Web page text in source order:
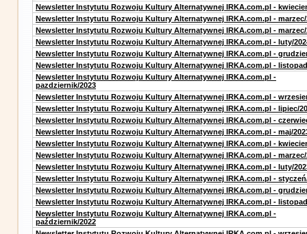
Newsletter Instytutu Rozwoju Kultury Alternatywnej IRKA.com.pl -
Newsletter Instytutu Rozwoju Kultury Alternatywnej IRKA.com.pl - marzec/
Newsletter Instytutu Rozwoju Kultury Alternatywnej IRKA.com.pl - marzec/
Newsletter Instytutu Rozwoju Kultury Alternatywnej IRKA.com.pl - luty/
Newsletter Instytutu Rozwoju Kultury Alternatywnej IRKA.com.pl -
Newsletter Instytutu Rozwoju Kultury Alternatywnej IRKA.com.pl -
Newsletter Instytutu Rozwoju Kultury Alternatywnej IRKA.com.pl -
pazdziernik/2023
Newsletter Instytutu Rozwoju Kultury Alternatywnej IRKA.com.pl -
Newsletter Instytutu Rozwoju Kultury Alternatywnej IRKA.com.pl - lipiec/
Newsletter Instytutu Rozwoju Kultury Alternatywnej IRKA.com.pl -
Newsletter Instytutu Rozwoju Kultury Alternatywnej IRKA.com.pl - maj/
Newsletter Instytutu Rozwoju Kultury Alternatywnej IRKA.com.pl -
Newsletter Instytutu Rozwoju Kultury Alternatywnej IRKA.com.pl - marzec/
Newsletter Instytutu Rozwoju Kultury Alternatywnej IRKA.com.pl - luty/
Newsletter Instytutu Rozwoju Kultury Alternatywnej IRKA.com.pl -
Newsletter Instytutu Rozwoju Kultury Alternatywnej IRKA.com.pl -
Newsletter Instytutu Rozwoju Kultury Alternatywnej IRKA.com.pl -
Newsletter Instytutu Rozwoju Kultury Alternatywnej IRKA.com.pl -
październik/2022